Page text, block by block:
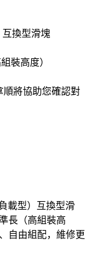
換型滑塊
裝高度）
順將協助您確認對
載型）互換型滑
長（高組裝高
自由組配，維修更